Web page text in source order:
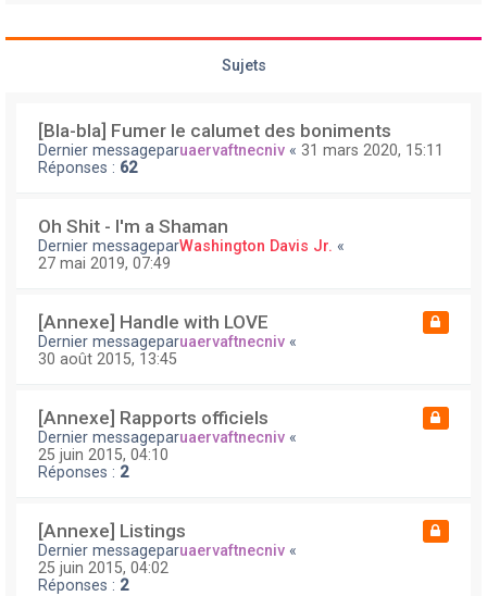
Sujets
[Bla-bla] Fumer le calumet des boniments
Dernier messageparuaervaftnecniv « 31 mars 2020, 15:11
Réponses : 62
Oh Shit - I'm a Shaman
Dernier messageparWashington Davis Jr. «
27 mai 2019, 07:49
[Annexe] Handle with LOVE
Dernier messageparuaervaftnecniv «
30 août 2015, 13:45
[Annexe] Rapports officiels
Dernier messageparuaervaftnecniv «
25 juin 2015, 04:10
Réponses : 2
[Annexe] Listings
Dernier messageparuaervaftnecniv «
25 juin 2015, 04:02
Réponses : 2